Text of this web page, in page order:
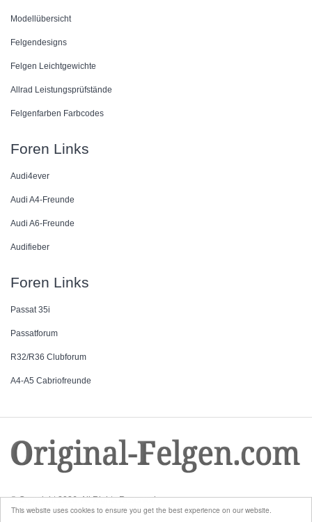
This website uses cookies to ensure you get the best experience on our website.
Modellübersicht
Felgendesigns
Felgen Leichtgewichte
Allrad Leistungsprüfstände
Felgenfarben Farbcodes
Foren Links
Audi4ever
Audi A4-Freunde
Audi A6-Freunde
Audifieber
Foren Links
Passat 35i
Passatforum
R32/R36 Clubforum
A4-A5 Cabriofreunde
© Copyright 2026. All Rights Reserved.